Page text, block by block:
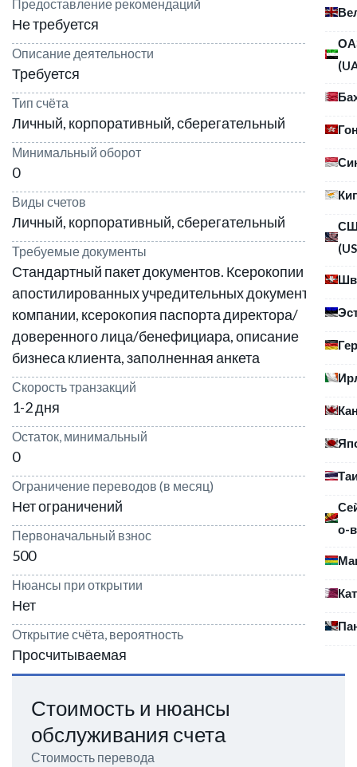
о-
Предоставление рекомендаций
Не требуется
Описание деятельности
Требуется
Тип счёта
Личный, корпоративный, сберегательный
Минимальный оборот
0
Виды счетов
Личный, корпоративный, сберегательный
Требуемые документы
Стандартный пакет документов. Ксерокопии
апостилированных учредительных документов
компании, ксерокопия паспорта директора/
доверенного лица/бенефициара, описание
бизнеса клиента, заполненная анкета
Скорость транзакций
1-2 дня
Остаток, минимальный
0
Ограничение переводов (в месяц)
Нет ограничений
Первоначальный взнос
500
Нюансы при открытии
Нет
Открытие счёта, вероятность
Просчитываемая
Стоимость и нюансы
обслуживания счета
Стоимость перевода